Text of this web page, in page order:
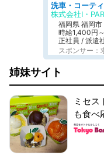
洗車・コーテ
株式会社I・
福岡県 福岡市
時給1,400円
正社員 / 派遣
スポンサー：
姉妹サイト
ミセス
も食べ